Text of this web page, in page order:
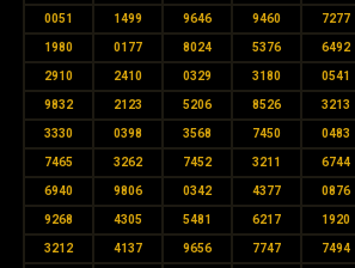
0051 1499 9646 9460 7277
1980 0177 8024 5376 6492
2910 2410 0329 3180 0541
9832 2123 5206 8526 3213
3330 0398 3568 7450 0483
7465 3262 7452 3211 6744
6940 9806 0342 4377 0876
9268 4305 5481 6217 1920
3212 4137 9656 7747 7494